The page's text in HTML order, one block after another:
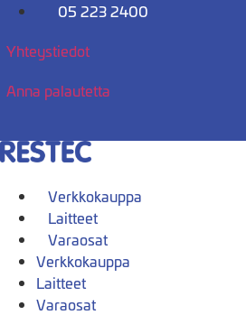
Mene
05 223 2400
Yhteystiedot
Anna palautetta
Verkkokauppa
Laitteet
Varaosat
Verkkokauppa
Laitteet
Varaosat